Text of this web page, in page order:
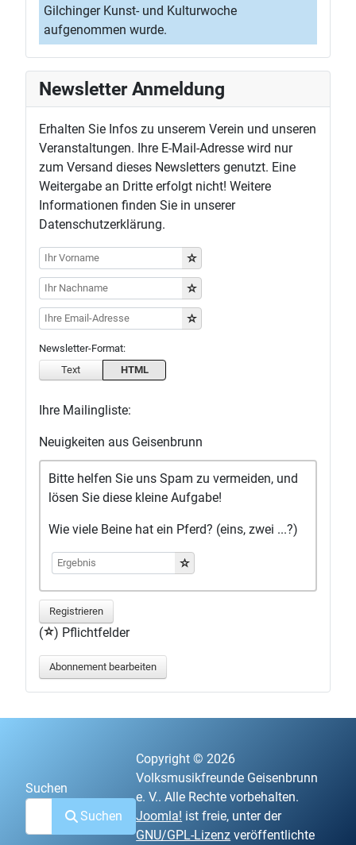
Gilchinger Kunst- und Kulturwoche
aufgenommen wurde.
Newsletter Anmeldung
Erhalten Sie Infos zu unserem Verein und unseren
Veranstaltungen. Ihre E-Mail-Adresse wird nur
zum Versand dieses Newsletters genutzt. Eine
Weitergabe an Dritte erfolgt nicht! Weitere
Informationen finden Sie in unserer
Datenschutzerklärung.
Newsletter-Format:
Text
HTML
Ihre Mailingliste:
Neuigkeiten aus Geisenbrunn
Bitte helfen Sie uns Spam zu vermeiden, und
lösen Sie diese kleine Aufgabe!
Wie viele Beine hat ein Pferd? (eins, zwei ...?)
Registrieren
( ) Pflichtfelder
Abonnement bearbeiten
Suchen
Suchen
Copyright © 2026
Volksmusikfreunde Geisenbrunn
e. V.. Alle Rechte vorbehalten.
Joomla! ist freie, unter der
GNU/GPL-Lizenz veröffentlichte